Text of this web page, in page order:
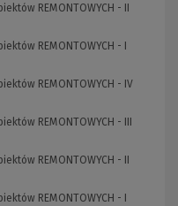
REMONTOWYCH - II
REMONTOWYCH - I
REMONTOWYCH - IV
REMONTOWYCH - III
REMONTOWYCH - II
REMONTOWYCH - I